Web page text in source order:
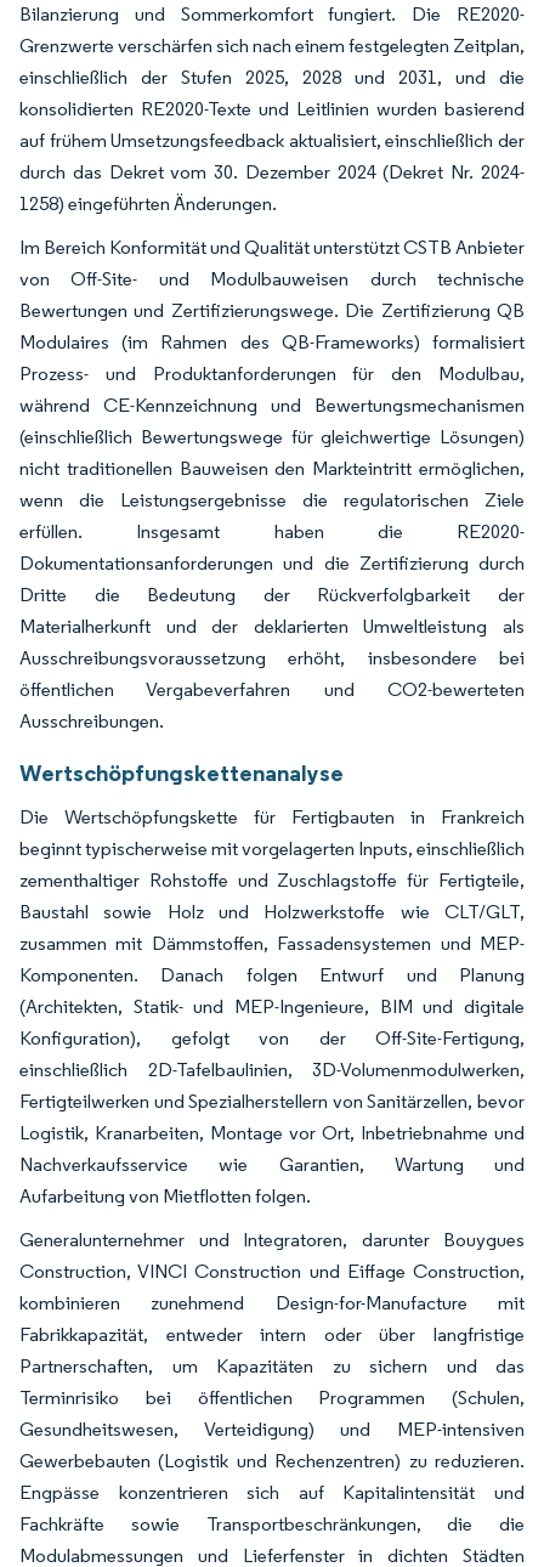
Bilanzierung und Sommerkomfort fungiert. Die RE2020-
Grenzwerte verschärfen sich nach einem festgelegten Zeitplan,
einschließlich der Stufen 2025, 2028 und 2031, und die
konsolidierten RE2020-Texte und Leitlinien wurden basierend
auf frühem Umsetzungsfeedback aktualisiert, einschließlich der
durch das Dekret vom 30. Dezember 2024 (Dekret Nr. 2024-
1258) eingeführten Änderungen.
Im Bereich Konformität und Qualität unterstützt CSTB Anbieter
von Off-Site- und Modulbauweisen durch technische
Bewertungen und Zertifizierungswege. Die Zertifizierung QB
Modulaires (im Rahmen des QB-Frameworks) formalisiert
Prozess- und Produktanforderungen für den Modulbau,
während CE-Kennzeichnung und Bewertungsmechanismen
(einschließlich Bewertungswege für gleichwertige Lösungen)
nicht traditionellen Bauweisen den Markteintritt ermöglichen,
wenn die Leistungsergebnisse die regulatorischen Ziele
erfüllen. Insgesamt haben die RE2020-
Dokumentationsanforderungen und die Zertifizierung durch
Dritte die Bedeutung der Rückverfolgbarkeit der
Materialherkunft und der deklarierten Umweltleistung als
Ausschreibungsvoraussetzung erhöht, insbesondere bei
öffentlichen Vergabeverfahren und CO2-bewerteten
Ausschreibungen.
Wertschöpfungskettenanalyse
Die Wertschöpfungskette für Fertigbauten in Frankreich
beginnt typischerweise mit vorgelagerten Inputs, einschließlich
zementhaltiger Rohstoffe und Zuschlagstoffe für Fertigteile,
Baustahl sowie Holz und Holzwerkstoffe wie CLT/GLT,
zusammen mit Dämmstoffen, Fassadensystemen und MEP-
Komponenten. Danach folgen Entwurf und Planung
(Architekten, Statik- und MEP-Ingenieure, BIM und digitale
Konfiguration), gefolgt von der Off-Site-Fertigung,
einschließlich 2D-Tafelbaulinien, 3D-Volumenmodulwerken,
Fertigteilwerken und Spezialherstellern von Sanitärzellen, bevor
Logistik, Kranarbeiten, Montage vor Ort, Inbetriebnahme und
Nachverkaufsservice wie Garantien, Wartung und
Aufarbeitung von Mietflotten folgen.
Generalunternehmer und Integratoren, darunter Bouygues
Construction, VINCI Construction und Eiffage Construction,
kombinieren zunehmend Design-for-Manufacture mit
Fabrikkapazität, entweder intern oder über langfristige
Partnerschaften, um Kapazitäten zu sichern und das
Terminrisiko bei öffentlichen Programmen (Schulen,
Gesundheitswesen, Verteidigung) und MEP-intensiven
Gewerbebauten (Logistik und Rechenzentren) zu reduzieren.
Engpässe konzentrieren sich auf Kapitalintensität und
Fachkräfte sowie Transportbeschränkungen, die die
Modulabmessungen und Lieferfenster in dichten Städten